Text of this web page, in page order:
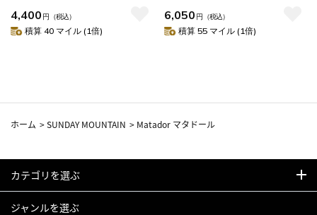
4,400 円 （税込）
積算 40 マイル (1倍)
6,050 円 （税込）
積算 55 マイル (1倍)
ホーム >SUNDAY MOUNTAIN > Matador マタドール
カテゴリを選ぶ
ジャンルを選ぶ